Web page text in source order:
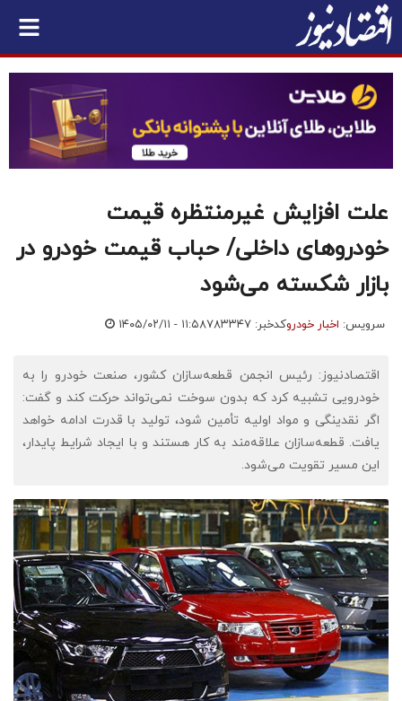
علت افزایش غیرمنتظره قیمت
خودروهای داخلی/ حباب قیمت خودرو در
بازار شکسته می‌شود
سرویس: اخبار خودروکدخبر: ۷۸۳۳۴۷ ۱۴۰۵/۰۲/۱۱ - ۱۱:۵۸
اقتصادنیوز: رئیس انجمن قطعه‌سازان کشور، صنعت خودرو را به
خودرویی تشبیه کرد که بدون سوخت نمی‌تواند حرکت کند و گفت:
اگر نقدینگی و مواد اولیه تأمین شود، تولید با قدرت ادامه خواهد
یافت. قطعه‌سازان علاقه‌مند به کار هستند و با ایجاد شرایط پایدار،
این مسیر تقویت می‌شود.